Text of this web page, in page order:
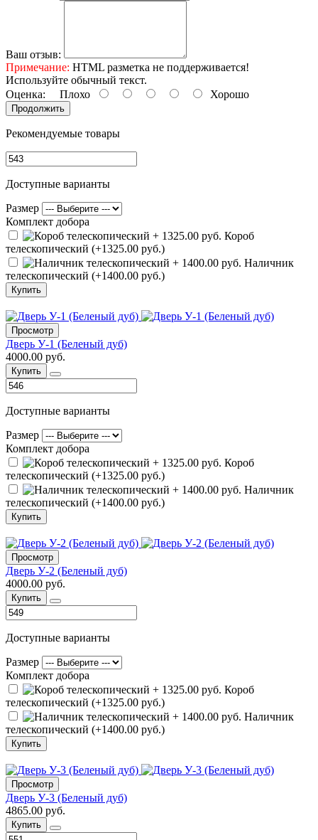
Ваш отзыв:
Примечание: HTML разметка не поддерживается!
Используйте обычный текст.
Оценка: Плохо Хорошо
Продолжить
Рекомендуемые товары
Доступные варианты
Размер
Комплект добора
Короб
телескопический (+1325.00 руб.)
Наличник
телескопический (+1400.00 руб.)
Купить
Просмотр
Дверь У-1 (Беленый дуб)
4000.00 руб.
Купить
Доступные варианты
Размер
Комплект добора
Короб
телескопический (+1325.00 руб.)
Наличник
телескопический (+1400.00 руб.)
Купить
Просмотр
Дверь У-2 (Беленый дуб)
4000.00 руб.
Купить
Доступные варианты
Размер
Комплект добора
Короб
телескопический (+1325.00 руб.)
Наличник
телескопический (+1400.00 руб.)
Купить
Просмотр
Дверь У-3 (Беленый дуб)
4865.00 руб.
Купить